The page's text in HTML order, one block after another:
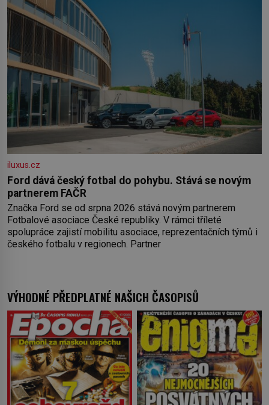
iluxus.cz
Ford dává český fotbal do pohybu. Stává se novým
partnerem FAČR
Značka Ford se od srpna 2026 stává novým partnerem
Fotbalové asociace České republiky. V rámci tříleté
spolupráce zajistí mobilitu asociace, reprezentačních týmů i
českého fotbalu v regionech. Partner
VÝHODNÉ PŘEDPLATNÉ NAŠICH ČASOPISŮ